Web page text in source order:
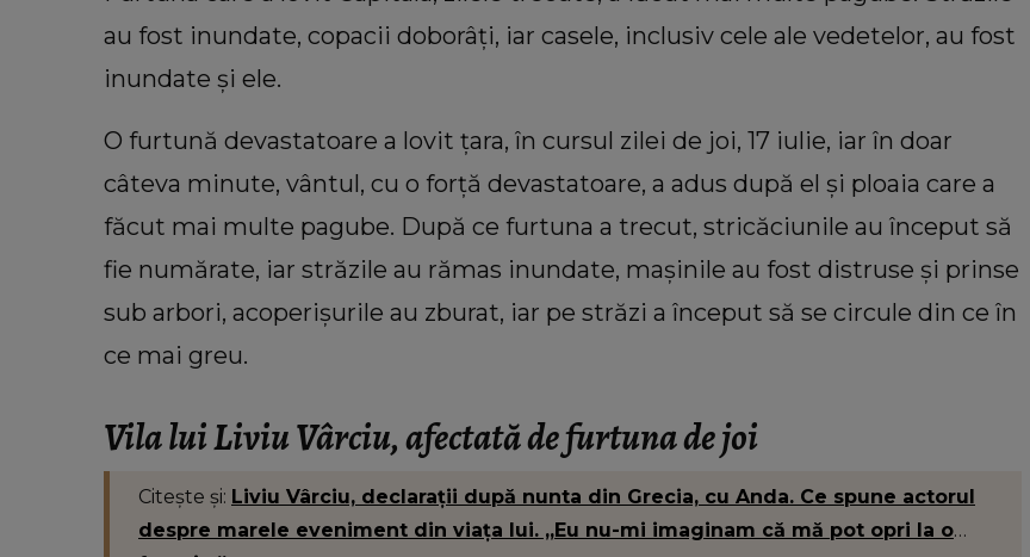
au fost inundate, copacii doborâți, iar casele, inclusiv cele ale vedetelor, au fost
inundate și ele.
O furtună devastatoare a lovit țara, în cursul zilei de joi, 17 iulie, iar în doar
câteva minute, vântul, cu o forță devastatoare, a adus după el și ploaia care a
făcut mai multe pagube. După ce furtuna a trecut, stricăciunile au început să
fie numărate, iar străzile au rămas inundate, mașinile au fost distruse și prinse
sub arbori, acoperișurile au zburat, iar pe străzi a început să se circule din ce în
ce mai greu.
Vila lui Liviu Vârciu, afectată de furtuna de joi
Citește și: Liviu Vârciu, declarații după nunta din Grecia, cu Anda. Ce spune actorul
despre marele eveniment din viața lui. „Eu nu-mi imaginam că mă pot opri la o
Cum a descoperit Alina Pușcău boala.
Vedeta a făcut mărturisiri
cutremurătoare din salon: „Nu vreau
Când vor putea intra locatarii în blocul
din Rahova, la aproape 10 luni de la